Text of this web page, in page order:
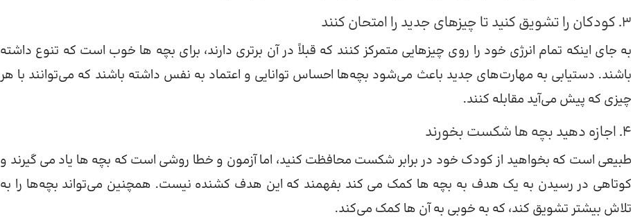
3. کودکان را تشویق کنید تا چیزهای جدید را امتحان کنند
به جای اینکه تمام انرژی خود را روی چیزهایی متمرکز کنند که قبلاً در آن برتری دارند، برای بچه ها خوب است که تنوع داشته
باشند. دستیابی به مهارت‌های جدید باعث می‌شود بچه‌ها احساس توانایی و اعتماد به نفس داشته باشند که می‌توانند با هر
چیزی که پیش می‌آید مقابله کنند.
4. اجازه دهید بچه ها شکست بخورند
طبیعی است که بخواهید از کودک خود در برابر شکست محافظت کنید، اما آزمون و خطا روشی است که بچه ها یاد می گیرند و
کوتاهی در رسیدن به یک هدف به بچه ها کمک می کند بفهمند که این هدف کشنده نیست. همچنین می‌تواند بچه‌ها را به
تلاش بیشتر تشویق کند، که به خوبی به آن ها کمک می‌کند.